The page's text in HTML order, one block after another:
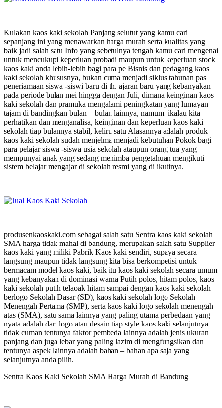
Kulakan kaos kaki sekolah Panjang selutut yang kamu cari
sepanjang ini yang menawarkan harga murah serta kualitas yang
baik jadi salah satu Info yang sebetulnya tengah kamu cari mengenai
untuk mencukupi keperluan probadi maupun untuk keperluan stock
kaos kaki anda lebih-lebih bagi para pe Bisnis dan pedagang kaos
kaki sekolah khususnya, bukan cuma menjadi siklus tahunan pas
peneriamaan siswa -siswi baru di th. ajaran baru yang kebanyakan
pada periode bulan mei hingga dengan Juli, dimana keinginan kaos
kaki sekolah dan pramuka mengalami peningkatan yang lumayan
tajam di bandingkan bulan – bulan lainnya, namum jikalau kita
perhatikan dan menganalisa, keinginan dan keperluan kaos kaki
sekolah tiap bulannya stabil, keliru satu Alasannya adalah produk
kaos kaki sekolah sudah menjelma menjadi kebutuhan Pokok bagi
para pelajar siswa -siswa usia sekolah ataupun orang tua yang
mempunyai anak yang sedang menimba pengetahuan mengikuti
sistem belajar mengajar di sekolah resmi yang di ikutinya.
produsenkaoskaki.com sebagai salah satu Sentra kaos kaki sekolah
SMA harga tidak mahal di bandung, merupakan salah satu Supplier
kaos kaki yang miliki Pabrik Kaos kaki sendiri, supaya secara
langsung maupun tidak langsung kita bisa berkompetisi untuk
bermacam model kaos kaki, baik itu kaos kaki sekolah secara umum
yang kebanyakan di dominasi warna Putih polos, hitam polos, kaos
kaki sekolah putih telaoak hitam sampai dengan kaos kaki sekolah
berlogo Sekolah Dasar (SD), kaos kaki sekolah logo Sekolah
Menengah Pertama (SMP), serta kaos kaki logo sekolah menengah
atas (SMA), satu sama lainnya yang paling utama perbedaan yang
nyata adalah dari logo atau desain tiap style kaos kaki selanjutnya
tidak cuman tentunya faktor pembeda lainnya adalah jenis ukuran
panjang dan juga lebar yang paling lazim di mengfungsikan dan
tentunya aspek lainnya adalah bahan – bahan apa saja yang
selanjutnya anda pilih.
Sentra Kaos Kaki Sekolah SMA Harga Murah di Bandung